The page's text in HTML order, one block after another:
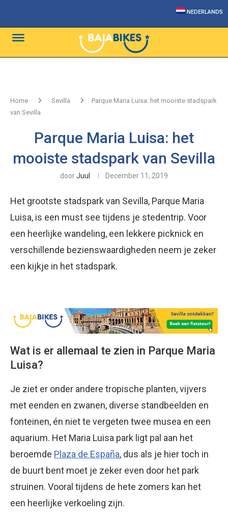
NEDERLANDS
Home Sevilla
Parque Maria Luisa: het mooiste stadspark
van Sevilla
Parque Maria Luisa: het
mooiste stadspark van Sevilla
doorJuul December 11, 2019
Het grootste stadspark van Sevilla, Parque Maria
Luisa, is een must see tijdens je stedentrip. Voor
een heerlijke wandeling, een lekkere picknick en
verschillende bezienswaardigheden neem je zeker
een kijkje in het stadspark.
Wat is er allemaal te zien in Parque Maria
Luisa?
Je ziet er onder andere tropische planten, vijvers
met eenden en zwanen, diverse standbeelden en
fonteinen, én niet te vergeten twee musea en een
aquarium. Het Maria Luisa park ligt pal aan het
beroemde Plaza de España, dus als je hier toch in
de buurt bent moet je zeker even door het park
struinen. Vooral tijdens de hete zomers kan het
een heerlijke verkoeling zijn.